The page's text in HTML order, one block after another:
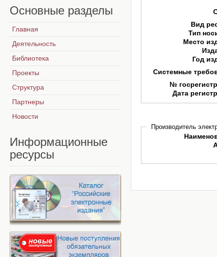
Вид
Тип
Место
Год
Системные
№
Дата
Производитель
Основные разделы
Главная
Деятельность
Библиотека
Проекты
Структура
Партнеры
Новости
Информационные
ресурсы